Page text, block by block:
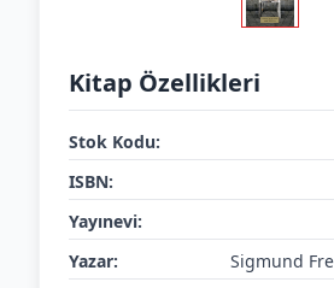
Kitap Özellikleri
Stok Kodu:
ISBN:
Yayınevi:
Yazar:
Sigmund